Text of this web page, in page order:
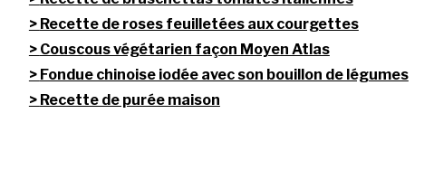
Recette de roses feuilletées aux courgettes
Couscous végétarien façon Moyen Atlas
Fondue chinoise iodée avec son bouillon de légumes
Recette de purée maison